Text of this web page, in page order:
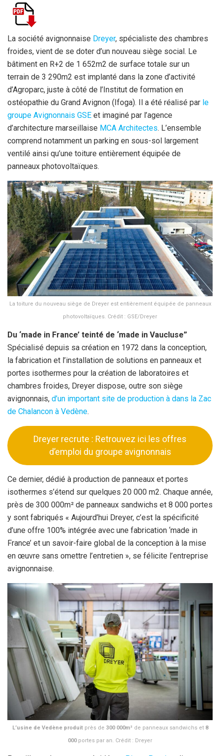
ce
b
o
o
k
n
g
e
A
p
p
La société avignonnaise Dreyer, spécialiste des chambres
froides, vient de se doter d’un nouveau siège social. Le
bâtiment en R+2 de 1 652m2 de surface totale sur un
terrain de 3 290m2 est implanté dans la zone d’activité
d’Agroparc, juste à côté de l’Institut de formation en
ostéopathie du Grand Avignon (Ifoga). Il a été réalisé par le
groupe Avignonnais GSE et imaginé par l’agence
d’architecture marseillaise MCA Architectes. L’ensemble
comprend notamment un parking en sous-sol largement
ventilé ainsi qu’une toiture entièrement équipée de
panneaux photovoltaïques.
La toiture du nouveau siège de Dreyer est entièrement équipée de panneaux
photovoltaïques. Crédit : GSE/Dreyer
Du ‘made in France’ teinté de ‘made in Vaucluse”
Spécialisé depuis sa création en 1972 dans la conception,
la fabrication et l’installation de solutions en panneaux et
portes isothermes pour la création de laboratoires et
chambres froides, Dreyer dispose, outre son siège
avignonnais, d’un important site de production à dans la Zac
de Chalancon à Vedène.
Dreyer recrute : Retrouvez ici les offres
d’emploi du groupe avignonnais
Ce dernier, dédié à production de panneaux et portes
isothermes s’étend sur quelques 20 000 m2. Chaque année,
près de 300 000m² de panneaux sandwichs et 8 000 portes
y sont fabriqués « Aujourd’hui Dreyer, c’est la spécificité
d’une offre 100% intégrée avec une fabrication ‘made in
France’ et un savoir-faire global de la conception à la mise
en œuvre sans omettre l’entretien », se félicite l’entreprise
avignonnaise.
L’usine de Vedène produit près de 300 000m² de panneaux sandwichs et 8
000portes par an. Crédit : Dreyer